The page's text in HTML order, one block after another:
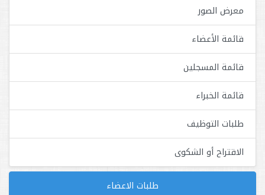
معرض الصور
قائمة الأعضاء
قائمة المسجلين
قائمة الخبراء
طلبات التوظيف
الاقتراح أو الشكوى
طلبات الاعضاء